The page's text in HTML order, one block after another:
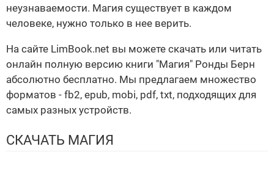
неузнаваемости. Магия существует в каждом
человеке, нужно только в нее верить.
На сайте LimBook.net вы можете скачать или читать
онлайн полную версию книги "Магия" Ронды Берн
абсолютно бесплатно. Мы предлагаем множество
форматов - fb2, epub, mobi, pdf, txt, подходящих для
самых разных устройств.
СКАЧАТЬ МАГИЯ